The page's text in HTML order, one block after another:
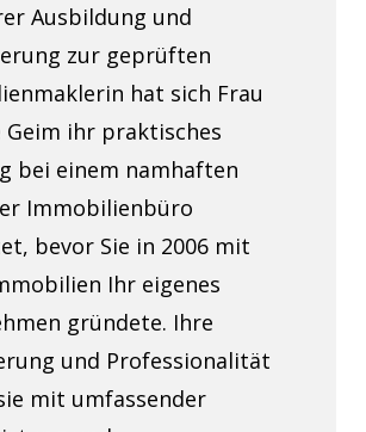
Ausbildung und
zur geprüften
hat sich Frau
Geim ihr praktisches
bei einem namhaften
Immobilienbüro
bevor Sie in 2006 mit
Ihr eigenes
gründete. Ihre
und Professionalität
mit umfassender